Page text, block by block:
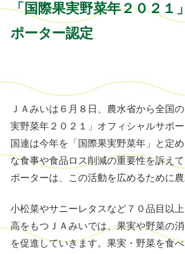
「国際果実野菜年２０２１
ポーター認定
ＪＡみいは６月８日、農水省から全国
実野菜年２０２１」オフィシャルサポ
国連は今年を「国際果実野菜年」と定
な食事や食品ロス削減の重要性を訴え
ポーターは、この活動を広めるために
小松菜やサニーレタスなど７０品目以
高をもつＪＡみいでは、果実や野菜の
を促進していきます。果実・野菜を食